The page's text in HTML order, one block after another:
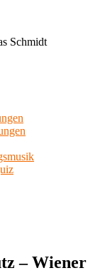
Schmidt
–